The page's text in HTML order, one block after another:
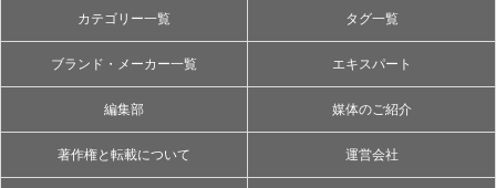
カテゴリー一覧 タグ一覧
ブランド・メーカー一覧 エキスパート
編集部 媒体のご紹介
著作権と転載について 運営会社